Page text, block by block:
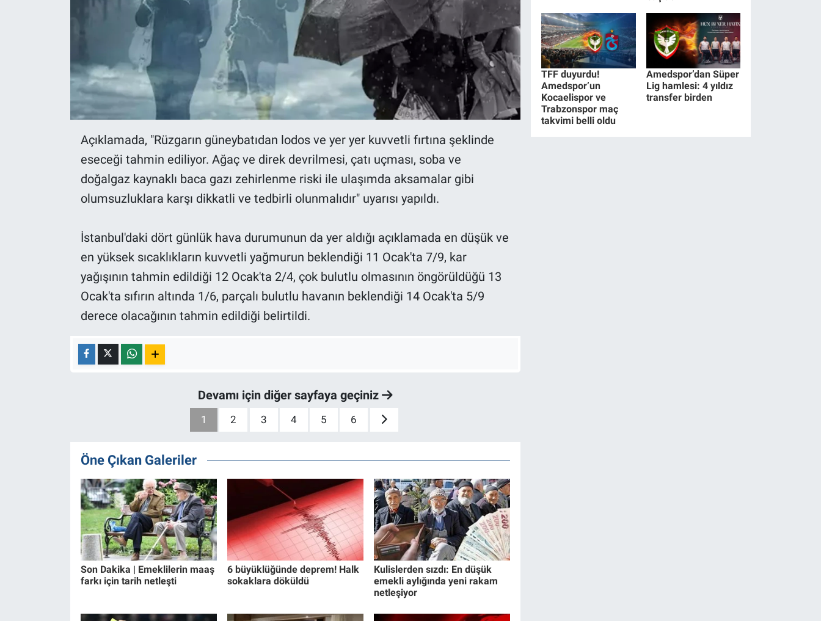
Açıklamada, "Rüzgarın güneybatıdan lodos ve yer yer kuvvetli fırtına şeklinde
eseceği tahmin ediliyor. Ağaç ve direk devrilmesi, çatı uçması, soba ve
doğalgaz kaynaklı baca gazı zehirlenme riski ile ulaşımda aksamalar gibi
olumsuzluklara karşı dikkatli ve tedbirli olunmalıdır" uyarısı yapıldı.
İstanbul'daki dört günlük hava durumunun da yer aldığı açıklamada en düşük ve
en yüksek sıcaklıkların kuvvetli yağmurun beklendiği 11 Ocak'ta 7/9, kar
yağışının tahmin edildiği 12 Ocak'ta 2/4, çok bulutlu olmasının öngörüldüğü 13
Ocak'ta sıfırın altında 1/6, parçalı bulutlu havanın beklendiği 14 Ocak'ta 5/9
derece olacağının tahmin edildiği belirtildi.
Devamı için diğer sayfaya geçiniz
1 2 3 4 5 6
Öne Çıkan Galeriler
Son Dakika | Emeklilerin maaş
farkı için tarih netleşti
6 büyüklüğünde deprem! Halk
sokaklara döküldü
Kulislerden sızdı: En düşük
emekli aylığında yeni rakam
netleşiyor
TFF duyurdu!
Amedspor’un
Kocaelispor ve
Trabzonspor maç
takvimi belli oldu
Amedspor’dan Süper
Lig hamlesi: 4 yıldız
transfer birden